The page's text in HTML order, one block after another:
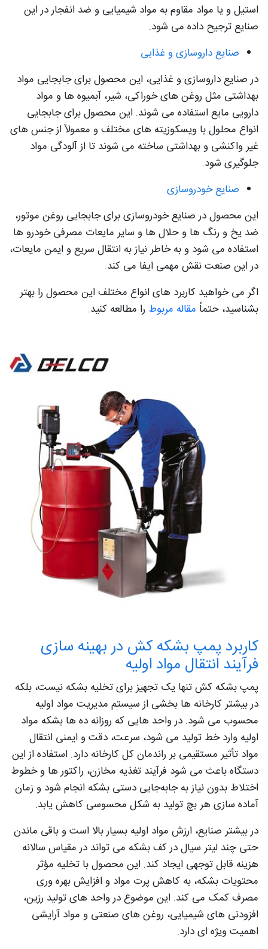
استیل و یا مواد مقاوم به مواد شیمیایی و ضد انفجار در این
صنایع ترجیح داده می شود.
صنایع داروسازی و غذایی
در صنایع داروسازی و غذایی، این محصول برای جابجایی مواد
بهداشتی مثل روغن های خوراکی، شیر، آبمیوه ها و مواد
دارویی مایع استفاده می شوند. این محصول برای جابجایی
انواع محلول با ویسکوزیته های مختلف و معمولاً از جنس های
غیر واکنشی و بهداشتی ساخته می شوند تا از آلودگی مواد
جلوگیری شود.
صنایع خودروسازی
این محصول در صنایع خودروسازی برای جابجایی روغن موتور،
ضد یخ و رنگ ها و حلال ها و سایر مایعات مصرفی خودرو ها
استفاده می شود و به خاطر نیاز به انتقال سریع و ایمن مایعات،
در این صنعت نقش مهمی ایفا می کند.
اگر می خواهید کاربرد های انواع مختلف این محصول را بهتر
بشناسید، حتماً مقاله مربوط را مطالعه کنید.
کاربرد پمپ بشکه کش در بهینه‌ سازی
فرآیند انتقال مواد اولیه
پمپ بشکه کش تنها یک تجهیز برای تخلیه بشکه نیست، بلکه
در بیشتر کارخانه‌ ها بخشی از سیستم مدیریت مواد اولیه
محسوب می‌ شود. در واحد هایی که روزانه ده‌ ها بشکه مواد
اولیه وارد خط تولید می‌ شود، سرعت، دقت و ایمنی انتقال
مواد تأثیر مستقیمی بر راندمان کل کارخانه دارد. استفاده از این
دستگاه باعث می‌ شود فرآیند تغذیه مخازن، راکتور ها و خطوط
اختلاط بدون نیاز به جابه‌جایی دستی بشکه انجام شود و زمان
آماده‌ سازی هر بچ تولید به شکل محسوسی کاهش یابد.
در بیشتر صنایع، ارزش مواد اولیه بسیار بالا است و باقی ماندن
حتی چند لیتر سیال در کف بشکه می‌ تواند در مقیاس سالانه
هزینه قابل توجهی ایجاد کند. این محصول با تخلیه مؤثر
محتویات بشکه، به کاهش پرت مواد و افزایش بهره‌ وری
مصرف کمک می‌ کند. این موضوع در واحد های تولید رزین،
افزودنی‌ های شیمیایی، روغن‌ های صنعتی و مواد آرایشی
اهمیت ویژه‌ ای دارد.